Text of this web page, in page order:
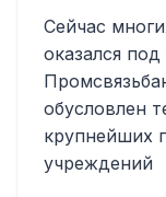
Сейчас
оказался
обусловлен
крупнейших
учреждений